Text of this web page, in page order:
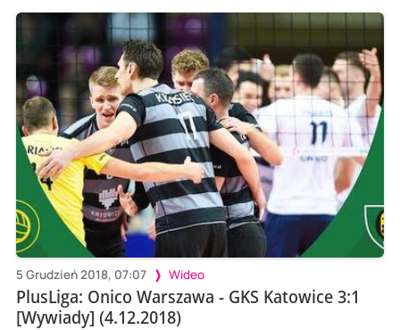
5 Grudzień 2018, 07:07 Wideo
PlusLiga: Onico Warszawa - GKS Katowice 3:1
[Wywiady] (4.12.2018)